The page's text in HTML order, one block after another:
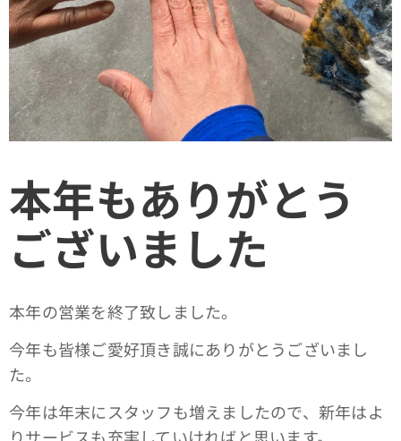
本年もありがとう
ございました
本年の営業を終了致しました。
今年も皆様ご愛好頂き誠にありがとうございまし
た。
今年は年末にスタッフも増えましたので、新年はよ
りサービスも充実していければと思います。